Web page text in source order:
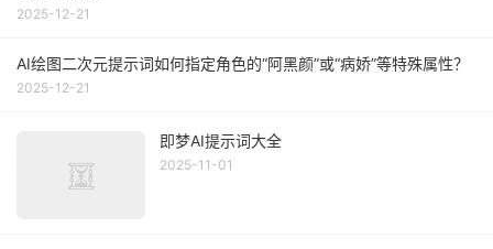
2025-12-21
AI绘图二次元提示词如何指定角色的“阿黑颜”或“病娇”等特殊属性？
2025-12-21
即梦AI提示词大全
2025-11-01